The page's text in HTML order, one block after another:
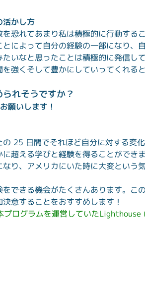
活かし方
恐れてあまり私は積極的に行動する
によって自分の経験の一部になり、
いなと思ったことは積極的に発信し
強くそして豊かにしていってくれる
れそうですか？
願いします！
25 日間でそれほど自分に対する変
超える学びと経験を得ることがで
り、アメリカにいた時に大変という
できる機会がたくさんあります。こ
意することをおすすめします！
ログラムを運営していたLighthouse